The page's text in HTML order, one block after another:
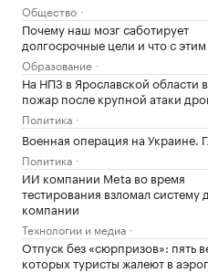
Общество
Почему наш мозг саботирует
долгосрочные цели и что с этим
Образование
На НПЗ в Ярославской области
пожар после крупной атаки
Политика
Военная операция на Украине.
Политика
ИИ компании Meta во время
тестирования взломал систему
компании
Технологии и медиа
Отпуск без «сюрпризов»: пять
которых туристы жалеют в